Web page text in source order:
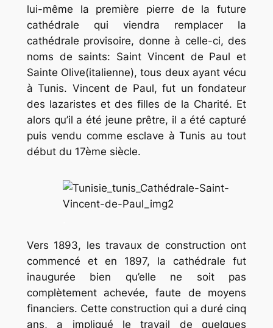
lui-même la première pierre de la future
cathédrale qui viendra remplacer la
cathédrale provisoire, donne à celle-ci, des
noms de saints: Saint Vincent de Paul et
Sainte Olive(italienne), tous deux ayant vécu
à Tunis. Vincent de Paul, fut un fondateur
des lazaristes et des filles de la Charité. Et
alors qu’il a été jeune prêtre, il a été capturé
puis vendu comme esclave à Tunis au tout
début du 17ème siècle.
Vers 1893, les travaux de construction ont
commencé et en 1897, la cathédrale fut
inaugurée bien qu’elle ne soit pas
complètement achevée, faute de moyens
financiers. Cette construction qui a duré cinq
ans, a impliqué le travail de quelques